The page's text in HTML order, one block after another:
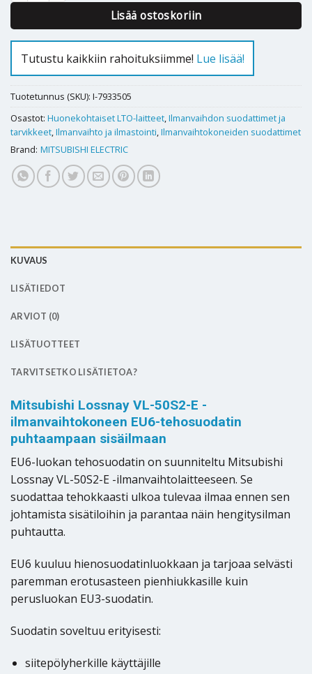
Lisää ostoskoriin
Tutustu kaikkiin rahoituksiimme! Lue lisää!
Tuotetunnus (SKU): I-7933505
Osastot: Huonekohtaiset LTO-laitteet,Ilmanvaihdon suodattimet ja
tarvikkeet,Ilmanvaihto ja ilmastointi,Ilmanvaihtokoneiden suodattimet
Brand: MITSUBISHI ELECTRIC
KUVAUS
LISÄTIEDOT
ARVIOT (0)
LISÄTUOTTEET
TARVITSETKO LISÄTIETOA?
Mitsubishi Lossnay VL-50S2-E -
ilmanvaihtokoneen EU6-tehosuodatin
puhtaampaan sisäilmaan
EU6-luokan tehosuodatin on suunniteltu Mitsubishi
Lossnay VL-50S2-E -ilmanvaihtolaitteeseen. Se
suodattaa tehokkaasti ulkoa tulevaa ilmaa ennen sen
johtamista sisätiloihin ja parantaa näin hengitysilman
puhtautta.
EU6 kuuluu hienosuodatinluokkaan ja tarjoaa selvästi
paremman erotusasteen pienhiukkasille kuin
perusluokan EU3-suodatin.
Suodatin soveltuu erityisesti:
siitepölyherkille käyttäjille